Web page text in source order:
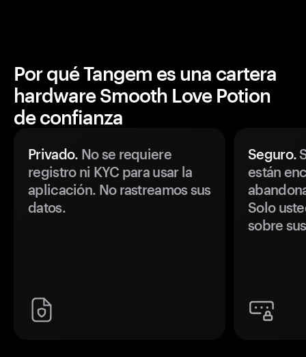
Por qué Tangem es una cartera
hardware Smooth Love Potion
de confianza
Privado. No se requiere
registro ni KYC para usar la
aplicación. No rastreamos sus
datos.
Seguro.
están
Solo
sobre